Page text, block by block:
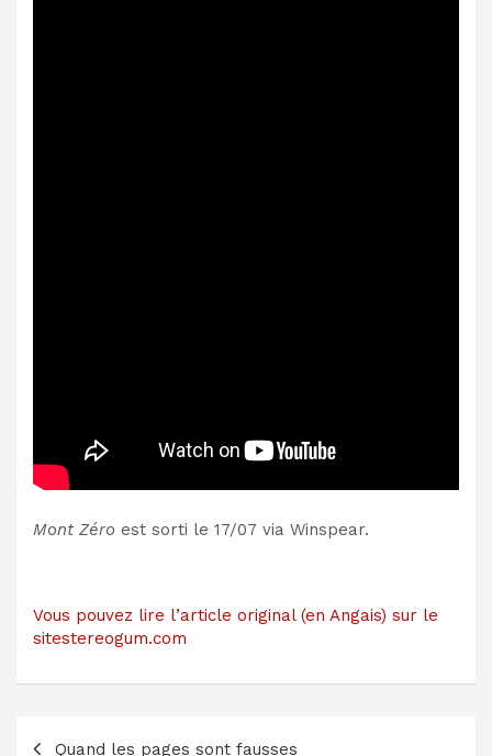
Mont Zéro est sorti le 17/07 via Winspear.
Vous pouvez lire l’article original (en Angais) sur le
sitestereogum.com
Quand les pages sont fausses